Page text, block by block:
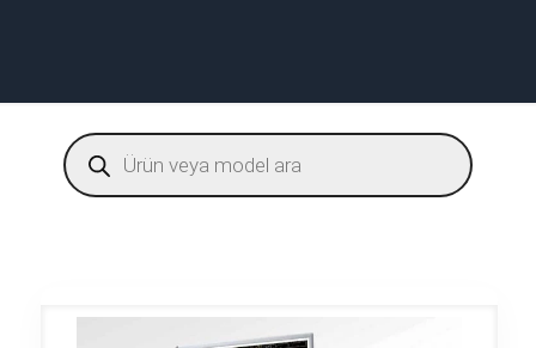
Products
search